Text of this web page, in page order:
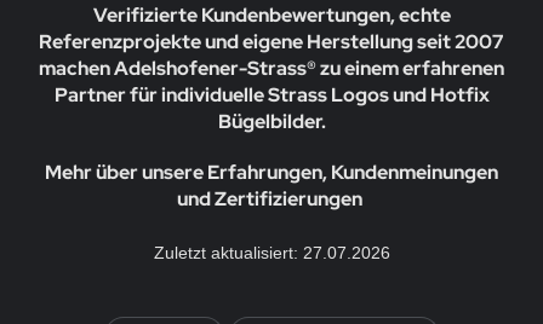
Verifizierte Kundenbewertungen, echte
Referenzprojekte und eigene Herstellung seit 2007
machen Adelshofener-Strass® zu einem erfahrenen
Partner für individuelle Strass Logos und Hotfix
Bügelbilder.
Mehr über unsere Erfahrungen, Kundenmeinungen
und Zertifizierungen
Zuletzt aktualisiert: 27.07.2026